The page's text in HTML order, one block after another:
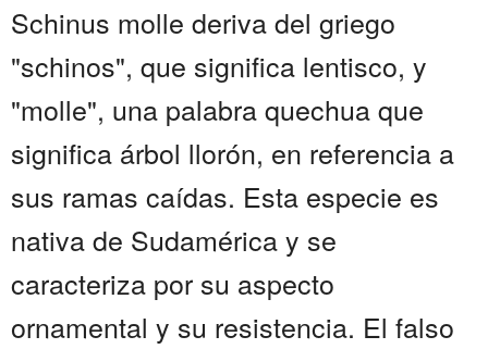
Schinus molle deriva del griego
"schinos", que significa lentisco, y
"molle", una palabra quechua que
significa árbol llorón, en referencia a
sus ramas caídas. Esta especie es
nativa de Sudamérica y se
caracteriza por su aspecto
ornamental y su resistencia. El falso